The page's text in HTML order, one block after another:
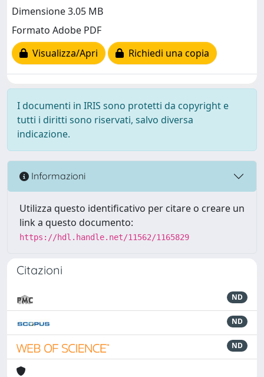
Dimensione 3.05 MB
Formato Adobe PDF
Visualizza/Apri
Richiedi una copia
I documenti in IRIS sono protetti da copyright e
tutti i diritti sono riservati, salvo diversa
indicazione.
Informazioni
Utilizza questo identificativo per citare o creare un
link a questo documento:
https://hdl.handle.net/11562/1165829
Citazioni
ND
ND
ND